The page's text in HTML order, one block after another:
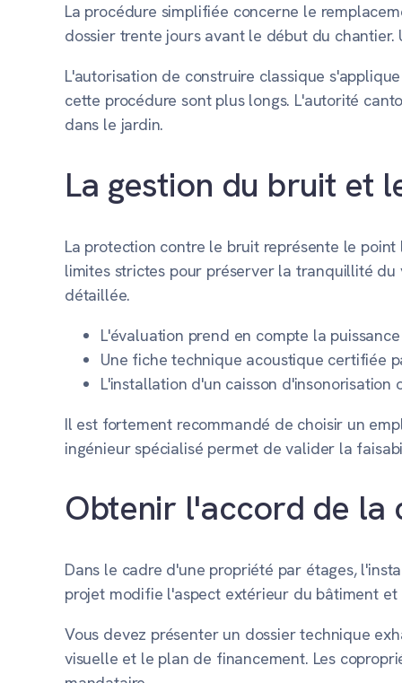
La procédure simplifiée concerne le
dossier trente jours avant le début du
L'autorisation de construire classique
cette procédure sont plus longs. L'autorité
dans le jardin.
La gestion du bruit et
La protection contre le bruit représente le
limites strictes pour préserver la tranquillité
détaillée.
L'évaluation prend en compte la
Une fiche technique acoustique certifiée
L'installation d'un caisson
Il est fortement recommandé de choisir un
ingénieur spécialisé permet de valider la
Obtenir l'accord de la
Dans le cadre d'une propriété par étages,
projet modifie l'aspect extérieur du bâtiment
Vous devez présenter un dossier technique
visuelle et le plan de financement. Les